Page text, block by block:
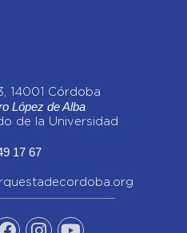
14001 Córdoba
López de Alba
de la Universidad
17 67